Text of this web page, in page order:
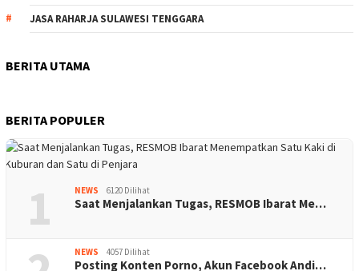
JASA RAHARJA SULAWESI TENGGARA
BERITA UTAMA
BERITA POPULER
1 NEWS 6120 Dilihat
Saat Menjalankan Tugas, RESMOB Ibarat Me…
NEWS 4057 Dilihat
Posting Konten Porno, Akun Facebook Andi…